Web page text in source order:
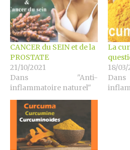
CANCER du SEIN et de la
PROSTATE
21/10/2021
Dans "Anti-
inflammatoire naturel"
La
18/03/